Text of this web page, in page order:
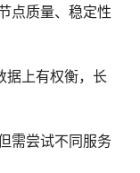
点质量、稳定性
据上有权衡，长
需尝试不同服务